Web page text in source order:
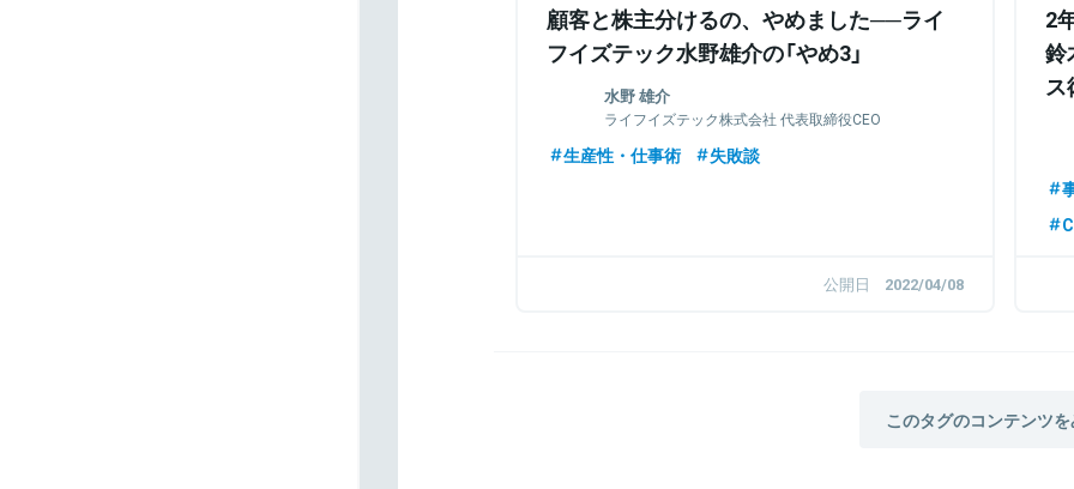
顧客と株主分けるの、やめました──ライ
フイズテック水野雄介の「やめ3」
水野 雄介
ライフイズテック株式会社 代表取締役CEO
生産性・仕事術 失敗談
公開日 2022/04/08
2
鈴
ス
このタグのコンテンツ